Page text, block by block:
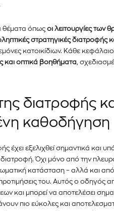
θέματα όπως οι λειτουργίες των
στρατηγικές διατροφής
κατοικίδιων. Κάθε κεφάλαιο
και οπτικά βοηθήματα,
διατροφής
καθοδήγηση
έχει εξελιχθεί σημαντικά και
Όχι μόνο από την
κατάσταση – αλλά και
του. Αυτός ο οδηγός
και μπορεί να αποτελέσει
πιο εύκολες και